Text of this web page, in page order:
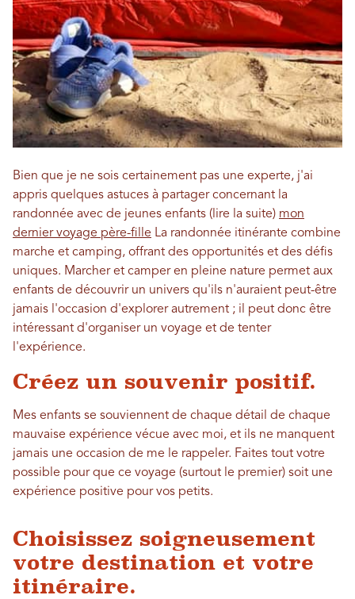
Bien que je ne sois certainement pas une experte, j'ai
appris quelques astuces à partager concernant la
randonnée avec de jeunes enfants (lire la suite) mon
dernier voyage père-fille La randonnée itinérante combine
marche et camping, offrant des opportunités et des défis
uniques. Marcher et camper en pleine nature permet aux
enfants de découvrir un univers qu'ils n'auraient peut-être
jamais l'occasion d'explorer autrement ; il peut donc être
intéressant d'organiser un voyage et de tenter
l'expérience.
Créez un souvenir positif.
Mes enfants se souviennent de chaque détail de chaque
mauvaise expérience vécue avec moi, et ils ne manquent
jamais une occasion de me le rappeler. Faites tout votre
possible pour que ce voyage (surtout le premier) soit une
expérience positive pour vos petits.
Choisissez soigneusement
votre destination et votre
itinéraire.